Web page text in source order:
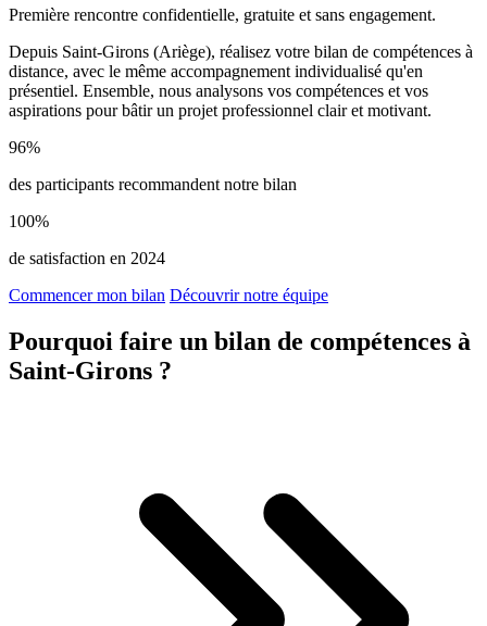
Première rencontre confidentielle, gratuite et sans engagement.
Depuis Saint-Girons (Ariège), réalisez votre bilan de compétences à
distance, avec le même accompagnement individualisé qu'en
présentiel. Ensemble, nous analysons vos compétences et vos
aspirations pour bâtir un projet professionnel clair et motivant.
96%
des participants recommandent notre bilan
100%
de satisfaction en 2024
Commencer mon bilan Découvrir notre équipe
Pourquoi faire un bilan de compétences à
Saint-Girons ?